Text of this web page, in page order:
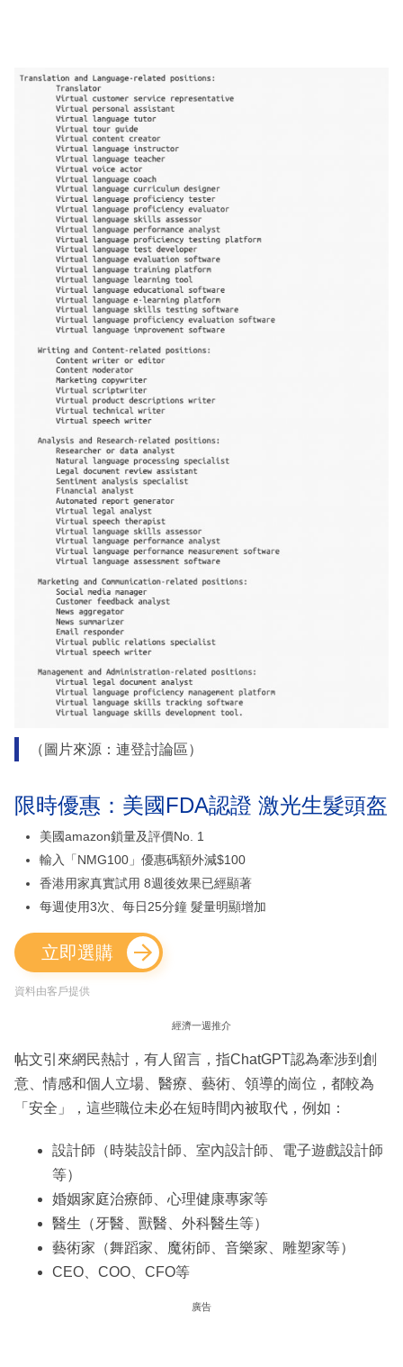
（圖片來源：連登討論區）
限時優惠：美國FDA認證 激光生髮頭盔
美國amazon鎖量及評價No. 1
輸入「NMG100」優惠碼額外減$100
香港用家真實試用 8週後效果已經顯著
每週使用3次、每日25分鐘 髮量明顯增加
立即選購
資料由客戶提供
經濟一週推介
帖文引來網民熱討，有人留言，指ChatGPT認為牽涉到創
意、情感和個人立場、醫療、藝術、領導的崗位，都較為
「安全」，這些職位未必在短時間內被取代，例如：
設計師（時裝設計師、室內設計師、電子遊戲設計師
等）
婚姻家庭治療師、心理健康專家等
醫生（牙醫、獸醫、外科醫生等）
藝術家（舞蹈家、魔術師、音樂家、雕塑家等）
CEO、COO、CFO等
廣告